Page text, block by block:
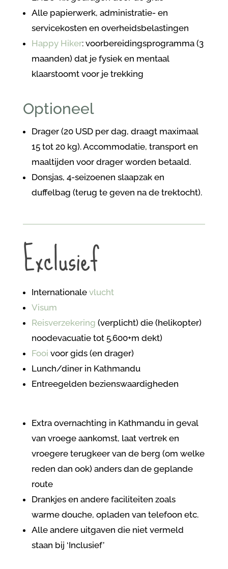
Alle papierwerk, administratie- en
servicekosten en overheidsbelastingen
Happy Hiker: voorbereidingsprogramma (3
maanden) dat je fysiek en mentaal
klaarstoomt voor je trekking
Optioneel
Drager (20 USD per dag, draagt maximaal
15 tot 20 kg). Accommodatie, transport en
maaltijden voor drager worden betaald.
Donsjas, 4-seizoenen slaapzak en
duffelbag (terug te geven na de trektocht).
Exclusief
Internationale vlucht
Visum
Reisverzekering (verplicht) die (helikopter)
noodevacuatie tot 5.600+m dekt)
Fooi voor gids (en drager)
Lunch/diner in Kathmandu
Entreegelden bezienswaardigheden
Extra overnachting in Kathmandu in geval
van vroege aankomst, laat vertrek en
vroegere terugkeer van de berg (om welke
reden dan ook) anders dan de geplande
route
Drankjes en andere faciliteiten zoals
warme douche, opladen van telefoon etc.
Alle andere uitgaven die niet vermeld
staan bij ‘Inclusief’